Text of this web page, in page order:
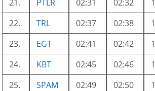
21.
PTLR 02:31 02:32
22.
TRL 02:37 02:38
23.
EGT 02:41 02:42
24.
KBT 02:45 02:46
25.
SPAM 02:49 02:50